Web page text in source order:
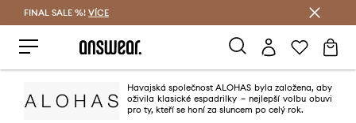
FINAL SALE %! VÍCE
Havajská společnost ALOHAS byla založena, aby
oživila klasické espadrilky – nejlepší volbu obuvi
pro ty, kteří se honí za sluncem po celý rok.